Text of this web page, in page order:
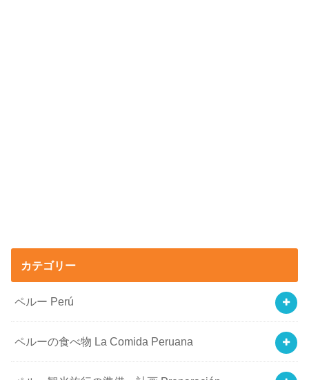
カテゴリー
ペルー Perú
ペルーの食べ物 La Comida Peruana